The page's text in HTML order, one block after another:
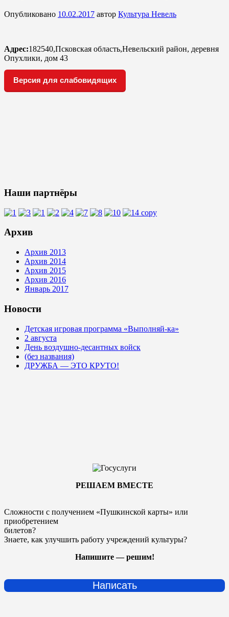
Опубликовано 10.02.2017 автор Культура Невель
Адрес:182540,Псковская область,Невельский район, деревня
Опухлики, дом 43
Версия для слабовидящих
Наши партнёры
Архив
Архив 2013
Архив 2014
Архив 2015
Архив 2016
Январь 2017
Новости
Детская игровая программа «Выполняй-ка»
2 августа
День воздушно-десантных войск
(без названия)
ДРУЖБА — ЭТО КРУТО!
РЕШАЕМ ВМЕСТЕ
Сложности с получением «Пушкинской карты» или
приобретением
билетов?
Знаете, как улучшить работу учреждений культуры?
Напишите — решим!
Написать